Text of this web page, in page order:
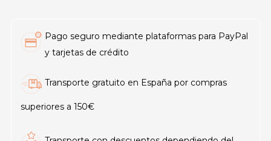
Pago seguro mediante plataformas para PayPal
y tarjetas de crédito
Transporte gratuito en España por compras
superiores a 150€